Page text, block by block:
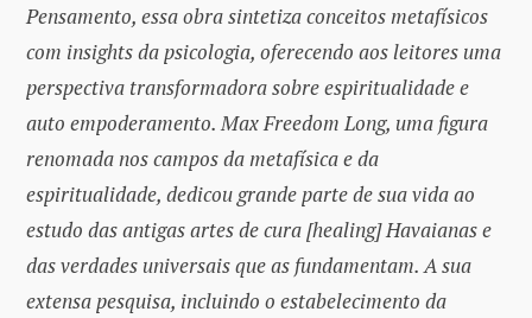
Pensamento, essa obra sintetiza conceitos metafísicos
com insights da psicologia, oferecendo aos leitores uma
perspectiva transformadora sobre espiritualidade e
auto empoderamento. Max Freedom Long, uma figura
renomada nos campos da metafísica e da
espiritualidade, dedicou grande parte de sua vida ao
estudo das antigas artes de cura [healing] Havaianas e
das verdades universais que as fundamentam. A sua
extensa pesquisa, incluindo o estabelecimento da